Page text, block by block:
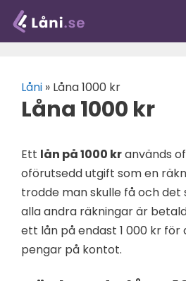
Hoppa
innehåll
Låni » Låna 1000 kr
Låna 1000 kr
Ett lån på 1000 kranvänds
oförutsedd utgift som en
trodde man skulle få och
alla andra räkningar är
ett lån på endast 1 000 kr
pengar på kontot.